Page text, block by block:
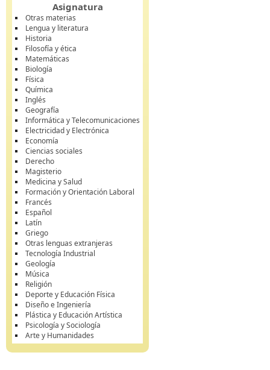
Asignatura
Otras materias
Lengua y literatura
Historia
Filosofía y ética
Matemáticas
Biología
Física
Química
Inglés
Geografía
Informática y Telecomunicaciones
Electricidad y Electrónica
Economía
Ciencias sociales
Derecho
Magisterio
Medicina y Salud
Formación y Orientación Laboral
Francés
Español
Latín
Griego
Otras lenguas extranjeras
Tecnología Industrial
Geología
Música
Religión
Deporte y Educación Física
Diseño e Ingeniería
Plástica y Educación Artística
Psicología y Sociología
Arte y Humanidades